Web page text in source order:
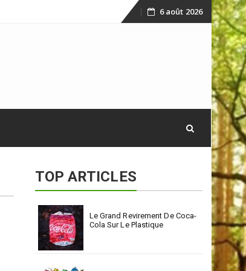
Skip
6 août 2026
TOP ARTICLES
Le Grand Revirement De Coca-
Cola Sur Le Plastique